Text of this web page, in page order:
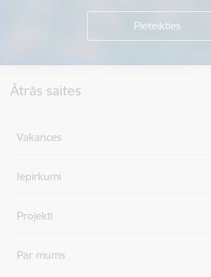
Ātrās saites
Vakances
Iepirkumi
Projekti
Par mums